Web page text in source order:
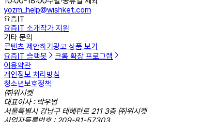
yozm_help@wishket.com
요즘IT
요즘IT 소개작가 지원
기타 문의
콘텐츠 제안하기 광고 상품 보기
요즘IT 슬랙봇
크롬 확장 프로그램
이용약관
개인정보 처리방침
청소년보호정책
㈜위시켓
대표이사 : 박우범
서울특별시 강남구 테헤란로 211 3층 ㈜위시켓